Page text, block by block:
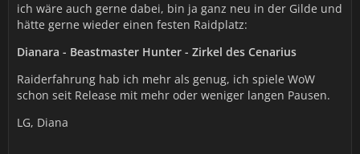
ich wäre auch gerne dabei, bin ja ganz neu in der Gilde und
hätte gerne wieder einen festen Raidplatz:
Dianara - Beastmaster Hunter - Zirkel des Cenarius
Raiderfahrung hab ich mehr als genug, ich spiele WoW
schon seit Release mit mehr oder weniger langen Pausen.
LG, Diana